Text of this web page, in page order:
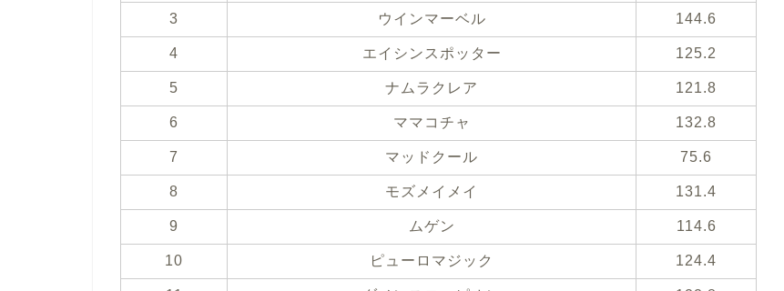
3 ウインマーベル 144.6
4 エイシンスポッター 125.2
5 ナムラクレア 121.8
6 ママコチャ 132.8
7 マッドクール 75.6
8 モズメイメイ 131.4
9 ムゲン 114.6
10 ピューロマジック 124.4